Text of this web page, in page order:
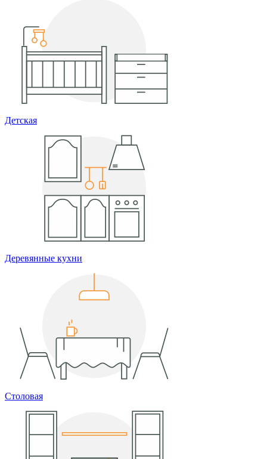
Детская
Деревянные кухни
Столовая